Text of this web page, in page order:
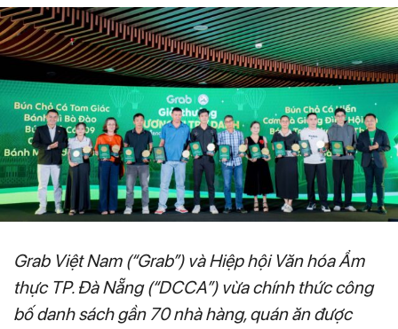
Grab Việt Nam (“Grab”) và Hiệp hội Văn hóa Ẩm
thực TP. Đà Nẵng (“DCCA”) vừa chính thức công
bố danh sách gần 70 nhà hàng, quán ăn được